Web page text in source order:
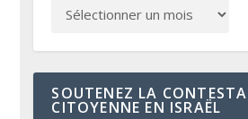
SOUTENEZ LA
CITOYENNE EN ISRAËL